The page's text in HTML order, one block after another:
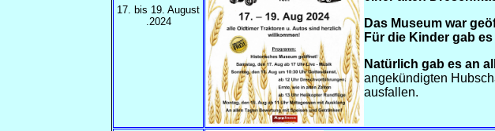
17. bis 19. August
.2024
Das Museum war
Für die Kinder gab
Natürlich gab es an
angekündigten
ausfallen.